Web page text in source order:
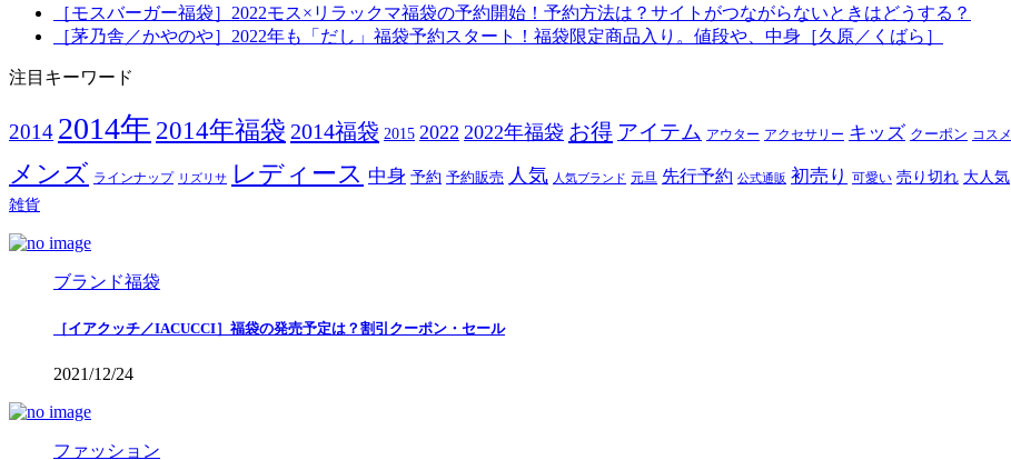
［モスバーガー福袋］2022モス×リラックマ福袋の予約開始！予約方法は？サイトがつながらないときはどうする？
［茅乃舎／かやのや］2022年も「だし」福袋予約スタート！福袋限定商品入り。値段や、中身［久原／くばら］
注目キーワード
2014 2014年 2014年福袋 2014福袋 2015 2022 2022年福袋 お得 アイテム アウター アクセサリー キッズ クーポン コスメ
メンズ ラインナップ リズリサ レディース 中身 予約 予約販売 人気 人気ブランド 元旦 先行予約 公式通販 初売り 可愛い 売り切れ 大人気
雑貨
ブランド福袋
［イアクッチ／IACUCCI］福袋の発売予定は？割引クーポン・セール
2021/12/24
ファッション